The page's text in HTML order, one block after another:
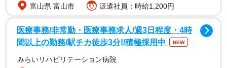
存が可能とのこと。
いそう。
▽ 冷凍保存
富山県 富山市
派遣社員：時給1,200円
医療事務/非常勤・医療事務求人/週3日程度・4時
間以上の勤務/駅チカ徒歩3分!/積極採用中
NEW
みらいリハビリテーション病院